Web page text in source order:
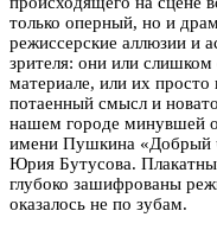
только оперный, но и
режиссерские аллюзии и
зрителя: они или
материале, или их просто
потаенный смысл и
нашем городе минувшей
имени Пушкина «Добрый
Юрия Бутусова.
глубоко зашифрованы
оказалось не по зубам.